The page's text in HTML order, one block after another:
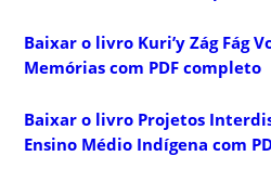
Baixar o livro Kuri’y Zág Fág
Memórias com PDF completo
Baixar o livro Projetos
Ensino Médio Indígena com